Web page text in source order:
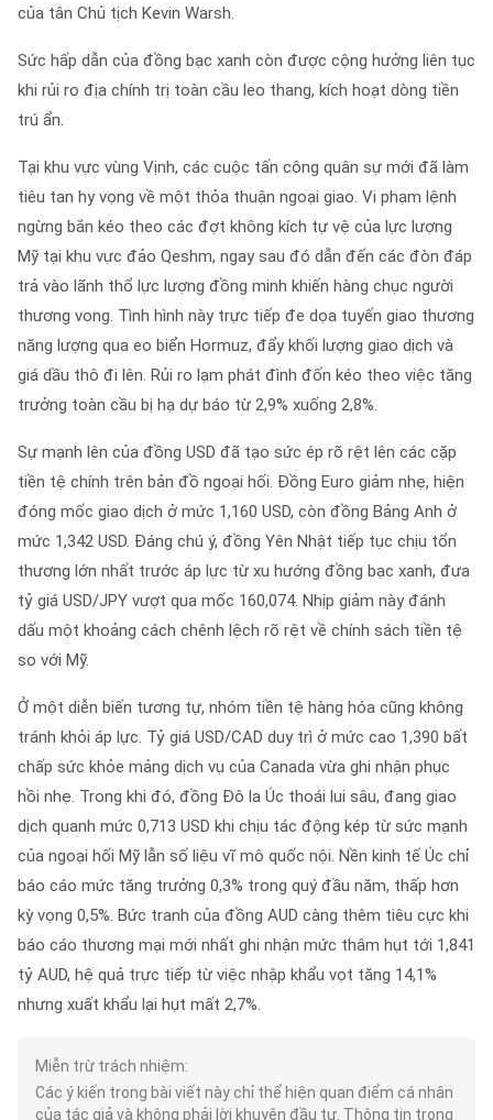
của tân Chủ tịch Kevin Warsh.
Sức hấp dẫn của đồng bạc xanh còn được cộng hưởng liên tục
khi rủi ro địa chính trị toàn cầu leo thang, kích hoạt dòng tiền
trú ẩn.
Tại khu vực vùng Vịnh, các cuộc tấn công quân sự mới đã làm
tiêu tan hy vọng về một thỏa thuận ngoại giao. Vi phạm lệnh
ngừng bắn kéo theo các đợt không kích tự vệ của lực lượng
Mỹ tại khu vực đảo Qeshm, ngay sau đó dẫn đến các đòn đáp
trả vào lãnh thổ lực lượng đồng minh khiến hàng chục người
thương vong. Tình hình này trực tiếp đe dọa tuyến giao thương
năng lượng qua eo biển Hormuz, đẩy khối lượng giao dịch và
giá dầu thô đi lên. Rủi ro lạm phát đình đốn kéo theo việc tăng
trưởng toàn cầu bị hạ dự báo từ 2,9% xuống 2,8%.
Sự mạnh lên của đồng USD đã tạo sức ép rõ rệt lên các cặp
tiền tệ chính trên bản đồ ngoại hối. Đồng Euro giảm nhẹ, hiện
đóng mốc giao dịch ở mức 1,160 USD, còn đồng Bảng Anh ở
mức 1,342 USD. Đáng chú ý, đồng Yên Nhật tiếp tục chịu tổn
thương lớn nhất trước áp lực từ xu hướng đồng bạc xanh, đưa
tỷ giá USD/JPY vượt qua mốc 160,074. Nhịp giảm này đánh
dấu một khoảng cách chênh lệch rõ rệt về chính sách tiền tệ
so với Mỹ.
Ở một diễn biến tương tự, nhóm tiền tệ hàng hóa cũng không
tránh khỏi áp lực. Tỷ giá USD/CAD duy trì ở mức cao 1,390 bất
chấp sức khỏe mảng dịch vụ của Canada vừa ghi nhận phục
hồi nhẹ. Trong khi đó, đồng Đô la Úc thoái lui sâu, đang giao
dịch quanh mức 0,713 USD khi chịu tác động kép từ sức mạnh
của ngoại hối Mỹ lẫn số liệu vĩ mô quốc nội. Nền kinh tế Úc chỉ
báo cáo mức tăng trưởng 0,3% trong quý đầu năm, thấp hơn
kỳ vọng 0,5%. Bức tranh của đồng AUD càng thêm tiêu cực khi
báo cáo thương mại mới nhất ghi nhận mức thâm hụt tới 1,841
tỷ AUD, hệ quả trực tiếp từ việc nhập khẩu vọt tăng 14,1%
nhưng xuất khẩu lại hụt mất 2,7%.
Miễn trừ trách nhiệm:
Các ý kiến ​​trong bài viết này chỉ thể hiện quan điểm cá nhân
của tác giả và không phải lời khuyên đầu tư. Thông tin trong